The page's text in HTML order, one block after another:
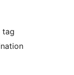
tag